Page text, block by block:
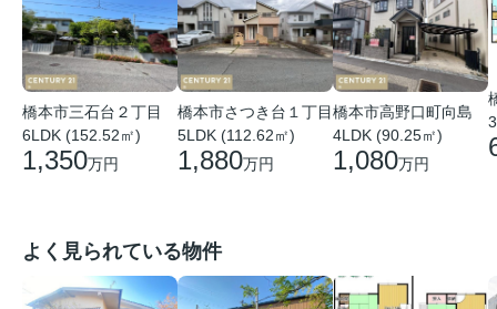
橋本市三石台２丁目
6LDK (152.52㎡)
1,350万円
橋本市さつき台１丁目
5LDK (112.62㎡)
1,880万円
橋本市高野口町向島
4LDK (90.25㎡)
1,080万円
よく見られている物件